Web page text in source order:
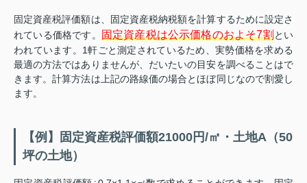
固定資産税評価額は、固定資産税納税額を計算するために設定さ
れている価格です。 固定資産税は公示価格のおよそ7割とい
われています。1軒ごと測定されているため、実勢価格を求める
最適の方法ではありませんが、だいたいの目安を調べることはで
きます。計算方法は上記の路線価の場合とほぼ同じなので割愛し
ます。
【例】固定資産税評価額21000円/㎡・土地A（50
坪の土地）